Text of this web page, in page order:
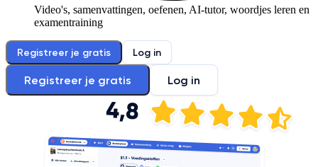
Video's, samenvattingen, oefenen, AI-tutor, woordjes leren en
examentraining
Registreer je gratis Log in
Registreer je gratis Log in